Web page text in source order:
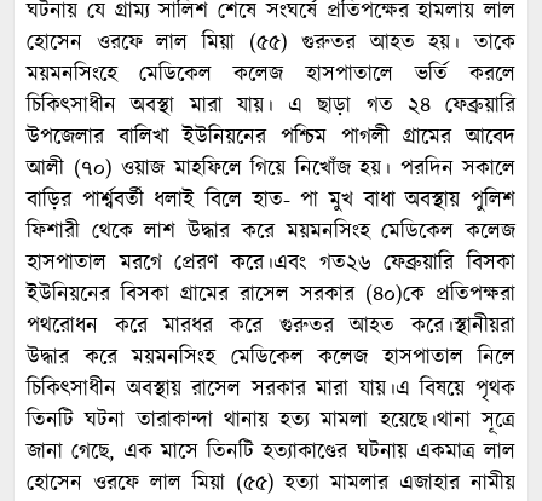
ঘটনায় যে গ্রাম্য সালিশ শেষে সংঘর্ষে প্রতিপক্ষের হামলায় লাল
হোসেন ওরফে লাল মিয়া (৫৫) গুরুতর আহত হয়। তাকে
ময়মনসিংহে মেডিকেল কলেজ হাসপাতালে ভর্তি করলে
চিকিৎসাধীন অবস্থা মারা যায়। এ ছাড়া গত ২৪ ফেব্রুয়ারি
উপজেলার বালিখা ইউনিয়নের পশ্চিম পাগলী গ্রামের আবেদ
আলী (৭০) ওয়াজ মাহফিলে গিয়ে নিখোঁজ হয়। পরদিন সকালে
বাড়ির পার্শ্ববর্তী ধলাই বিলে হাত- পা মুখ বাধা অবস্থায় পুলিশ
ফিশারী থেকে লাশ উদ্ধার করে ময়মনসিংহ মেডিকেল কলেজ
হাসপাতাল মরগে প্রেরণ করে।এবং গত২৬ ফেব্রুয়ারি বিসকা
ইউনিয়নের বিসকা গ্রামের রাসেল সরকার (৪০)কে প্রতিপক্ষরা
পথরোধন করে মারধর করে গুরুতর আহত করে।স্থানীয়রা
উদ্ধার করে ময়মনসিংহ মেডিকেল কলেজ হাসপাতাল নিলে
চিকিৎসাধীন অবস্থায় রাসেল সরকার মারা যায়।এ বিষয়ে পৃথক
তিনটি ঘটনা তারাকান্দা থানায় হত্য মামলা হয়েছে।থানা সূত্রে
জানা গেছে, এক মাসে তিনটি হত্যাকাণ্ডের ঘটনায় একমাত্র লাল
হোসেন ওরফে লাল মিয়া (৫৫) হত্যা মামলার এজাহার নামীয়